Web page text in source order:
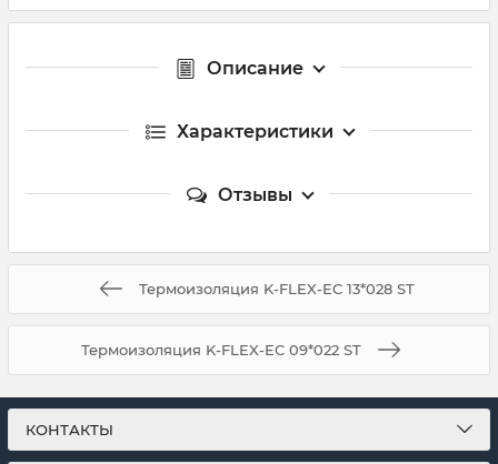
Описание
Характеристики
Отзывы
Термоизоляция K-FLEX-ЕC 13*028 ST
Термоизоляция K-FLEX-ЕC 09*022 ST
КОНТАКТЫ